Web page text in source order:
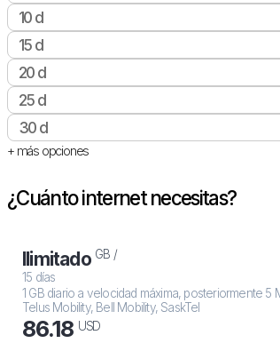
10 d
15 d
20 d
25 d
30 d
+ más opciones
¿Cuánto internet necesitas?
Ilimitado GB /
15 días
1 GB diario a velocidad máxima, posteriormente 5
Telus Mobility, Bell Mobility, SaskTel
86.18 USD